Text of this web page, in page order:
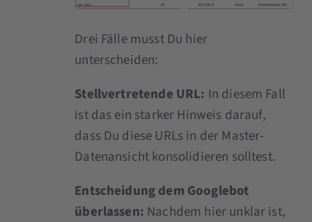
Drei Fälle musst Du hier
unterscheiden:
Stellvertretende URL: In diesem Fall
ist das ein starker Hinweis darauf,
dass Du diese URLs in der Master-
Datenansicht konsolidieren solltest.
Entscheidung dem Googlebot
überlassen: Nachdem hier unklar ist,